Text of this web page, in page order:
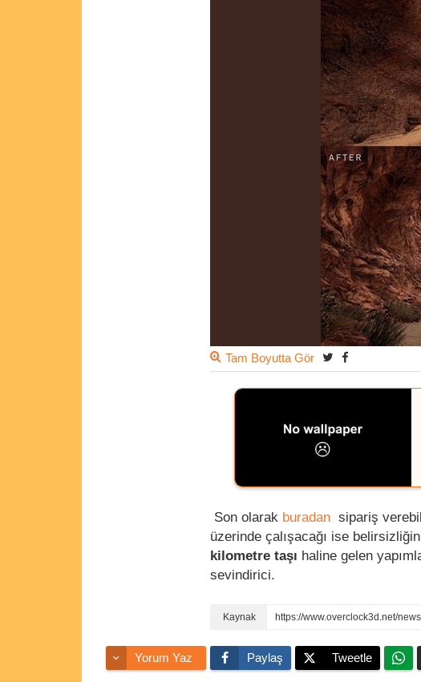
Tam Boyutta Gör
Son olarak buradan sipariş
üzerinde çalışacağı ise
kilometre taşı haline gelen
sevindirici.
https://www.overclock3d.net/
Yorum Yaz Paylaş Tweetle